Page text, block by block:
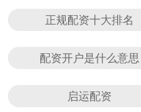
正规配资十大排名
配资开户是什么意思
启运配资